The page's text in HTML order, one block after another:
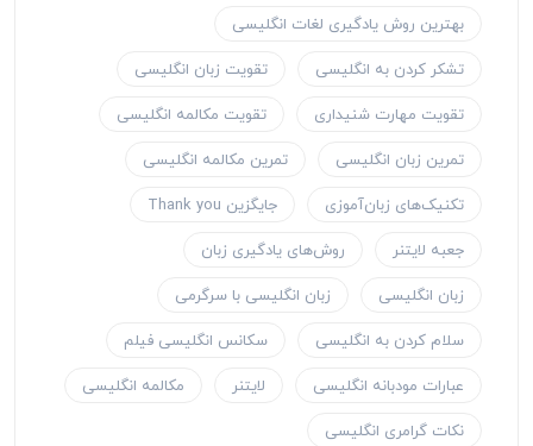
بهترین روش یادگیری لغات انگلیسی
تشکر کردن به انگلیسی
تقویت زبان انگلیسی
تقویت مهارت شنیداری
تقویت مکالمه انگلیسی
تمرین زبان انگلیسی
تمرین مکالمه انگلیسی
تکنیک‌های زبان‌آموزی
جایگزین Thank you
جعبه لایتنر
روش‌های یادگیری زبان
زبان انگلیسی
زبان انگلیسی با سرگرمی
سلام کردن به انگلیسی
سکانس انگلیسی فیلم
عبارات مودبانه انگلیسی
لایتنر
مکالمه انگلیسی
نکات گرامری انگلیسی